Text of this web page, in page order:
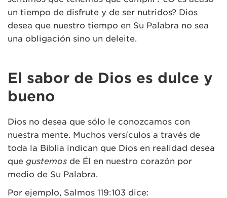
un tiempo de disfrute y de ser nutridos? Dios
desea que nuestro tiempo en Su Palabra no sea
una obligación sino un deleite.
El sabor de Dios es dulce y
bueno
Dios no desea que sólo le conozcamos con
nuestra mente. Muchos versículos a través de
toda la Biblia indican que Dios en realidad desea
que gustemos de Él en nuestro corazón por
medio de Su Palabra.
Por ejemplo, Salmos 119:103 dice: